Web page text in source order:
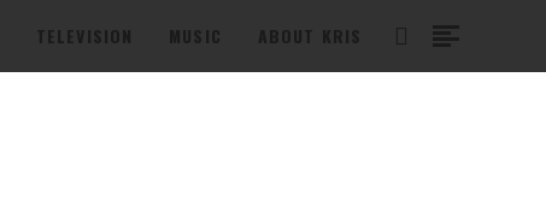
TELEVISION MUSIC ABOUT KRIS